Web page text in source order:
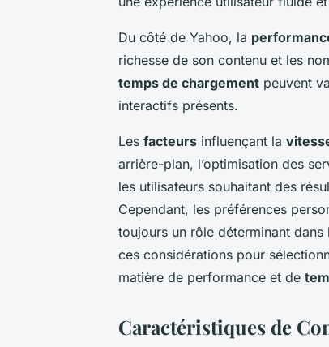
Du côté de Yahoo, la
richesse de son contenu et les
temps de chargement peuvent
interactifs présents.
Les facteurs influençant la
arrière-plan, l’optimisation des
les utilisateurs souhaitant des
Cependant, les préférences
toujours un rôle déterminant
ces considérations pour
matière de performance et de
Caractéristiques de